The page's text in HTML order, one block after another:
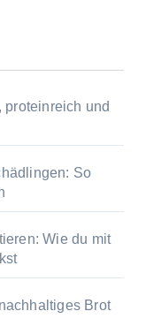
proteinreich und
So
Wie du mit
Brot